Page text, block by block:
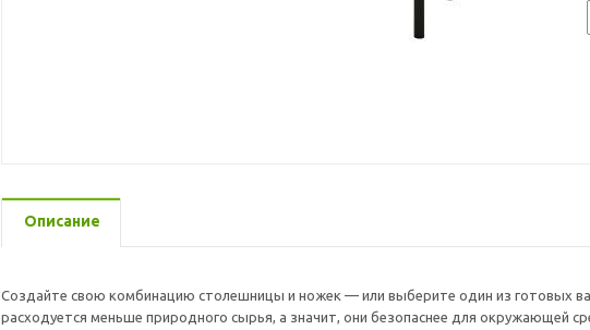
Описание
Создайте свою комбинацию столешницы и ножек — или выберите один из готовых
расходуется меньше природного сырья, а значит, они безопаснее для окружающей